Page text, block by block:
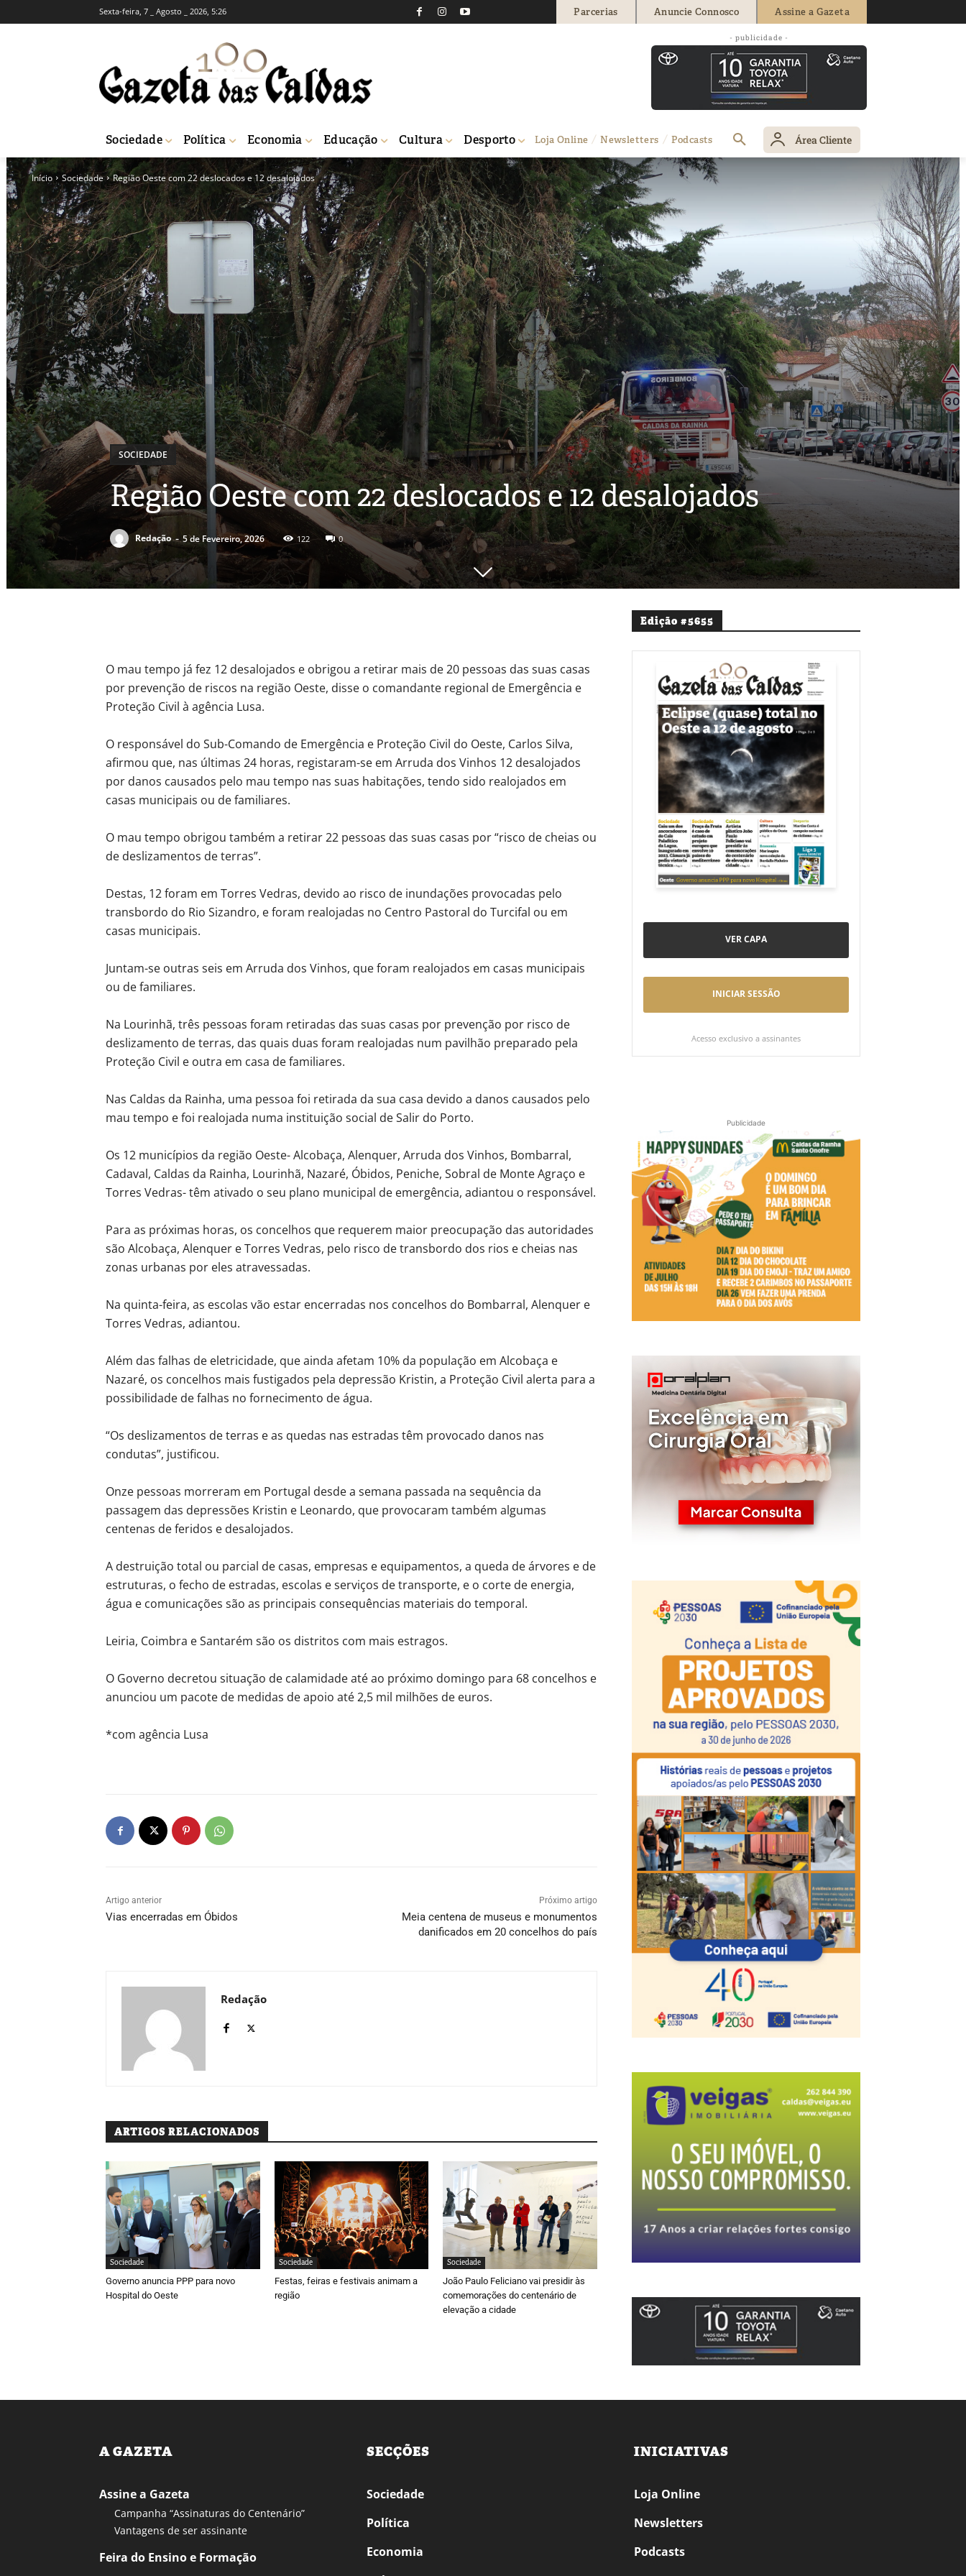
Sexta-feira, 7 _ Agosto _ 2026, 5:26 Parcerias Anuncie Connosco Assine a Gazeta
- publicidade -
Sociedade Política Economia Educação Cultura Desporto Loja Online Newsletters Podcasts Área Cliente
Início Sociedade Região Oeste com 22 deslocados e 12 desalojados
SOCIEDADE
Região Oeste com 22 deslocados e 12 desalojados
Redação - 5 de Fevereiro, 2026 122 0
O mau tempo já fez 12 desalojados e obrigou a retirar mais de 20 pessoas das suas casas
por prevenção de riscos na região Oeste, disse o comandante regional de Emergência e
Proteção Civil à agência Lusa.
O responsável do Sub-Comando de Emergência e Proteção Civil do Oeste, Carlos Silva,
afirmou que, nas últimas 24 horas, registaram-se em Arruda dos Vinhos 12 desalojados
por danos causados pelo mau tempo nas suas habitações, tendo sido realojados em
casas municipais ou de familiares.
O mau tempo obrigou também a retirar 22 pessoas das suas casas por “risco de cheias ou
de deslizamentos de terras”.
Destas, 12 foram em Torres Vedras, devido ao risco de inundações provocadas pelo
transbordo do Rio Sizandro, e foram realojadas no Centro Pastoral do Turcifal ou em
casas municipais.
Juntam-se outras seis em Arruda dos Vinhos, que foram realojados em casas municipais
ou de familiares.
Na Lourinhã, três pessoas foram retiradas das suas casas por prevenção por risco de
deslizamento de terras, das quais duas foram realojadas num pavilhão preparado pela
Proteção Civil e outra em casa de familiares.
Nas Caldas da Rainha, uma pessoa foi retirada da sua casa devido a danos causados pelo
mau tempo e foi realojada numa instituição social de Salir do Porto.
Os 12 municípios da região Oeste- Alcobaça, Alenquer, Arruda dos Vinhos, Bombarral,
Cadaval, Caldas da Rainha, Lourinhã, Nazaré, Óbidos, Peniche, Sobral de Monte Agraço e
Torres Vedras- têm ativado o seu plano municipal de emergência, adiantou o responsável.
Para as próximas horas, os concelhos que requerem maior preocupação das autoridades
são Alcobaça, Alenquer e Torres Vedras, pelo risco de transbordo dos rios e cheias nas
zonas urbanas por eles atravessadas.
Na quinta-feira, as escolas vão estar encerradas nos concelhos do Bombarral, Alenquer e
Torres Vedras, adiantou.
Além das falhas de eletricidade, que ainda afetam 10% da população em Alcobaça e
Nazaré, os concelhos mais fustigados pela depressão Kristin, a Proteção Civil alerta para a
possibilidade de falhas no fornecimento de água.
“Os deslizamentos de terras e as quedas nas estradas têm provocado danos nas
condutas”, justificou.
Onze pessoas morreram em Portugal desde a semana passada na sequência da
passagem das depressões Kristin e Leonardo, que provocaram também algumas
centenas de feridos e desalojados.
A destruição total ou parcial de casas, empresas e equipamentos, a queda de árvores e de
estruturas, o fecho de estradas, escolas e serviços de transporte, e o corte de energia,
água e comunicações são as principais consequências materiais do temporal.
Leiria, Coimbra e Santarém são os distritos com mais estragos.
O Governo decretou situação de calamidade até ao próximo domingo para 68 concelhos e
anunciou um pacote de medidas de apoio até 2,5 mil milhões de euros.
*com agência Lusa
Artigo anterior
Vias encerradas em Óbidos
Próximo artigo
Meia centena de museus e monumentos
danificados em 20 concelhos do país
Redação
ARTIGOS RELACIONADOS
Sociedade
Governo anuncia PPP para novo
Hospital do Oeste
Sociedade
Festas, feiras e festivais animam a
região
Sociedade
João Paulo Feliciano vai presidir às
comemorações do centenário de
elevação a cidade
Edição #5655
VER CAPA
INICIAR SESSÃO
Acesso exclusivo a assinantes
Publicidade
A GAZETA
Assine a Gazeta
Campanha “Assinaturas do Centenário”
Vantagens de ser assinante
Feira do Ensino e Formação
SECÇÕES
Sociedade
Política
Economia
INICIATIVAS
Loja Online
Newsletters
Podcasts